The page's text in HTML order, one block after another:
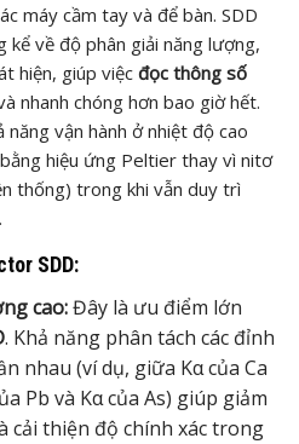
máy cầm tay và để bàn. SDD
kể về độ phân giải năng lượng,
hiện, giúp việc đọc thông số
nhanh chóng hơn bao giờ hết.
vận hành ở nhiệt độ cao
hiệu ứng Peltier thay vì nitơ
thống) trong khi vẫn duy trì
SDD:
cao:Đây là ưu điểm lớn
. Khả năng phân tách các đỉnh
nhau (ví dụ, giữa Kα của Ca
Pb và Kα của As) giúp giảm
cải thiện độ chính xác trong